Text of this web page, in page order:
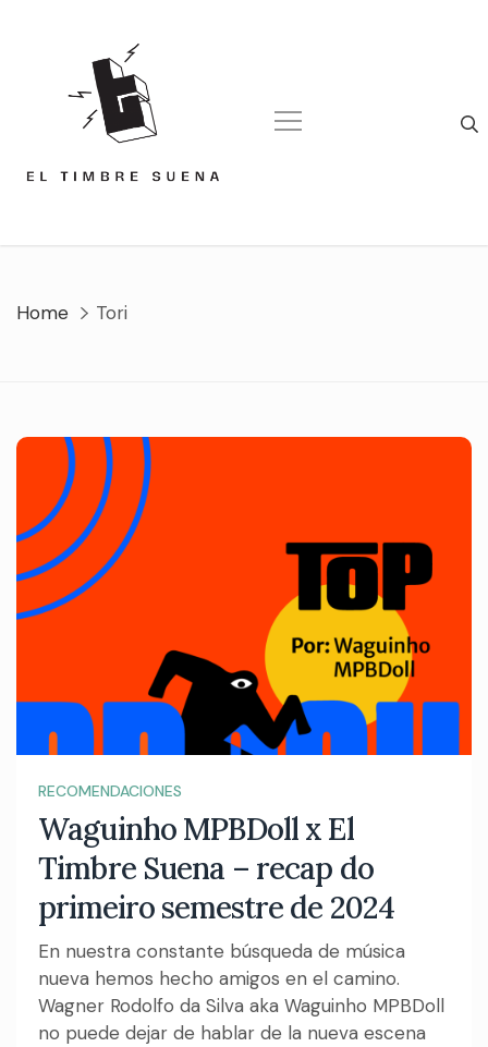
Home Tori
RECOMENDACIONES
Waguinho MPBDoll x El
Timbre Suena – recap do
primeiro semestre de 2024
En nuestra constante búsqueda de música
nueva hemos hecho amigos en el camino.
Wagner Rodolfo da Silva aka Waguinho MPBDoll
no puede dejar de hablar de la nueva escena